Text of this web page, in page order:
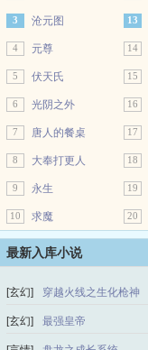
3 沧元图
4 元尊
5 伏天氏
6 光阴之外
7 唐人的餐桌
8 大奉打更人
9 永生
10 求魔
13
14
15
16
17
18
19
20
最新入库小说
[玄幻] 穿越火线之生化枪神
[玄幻] 最强皇帝